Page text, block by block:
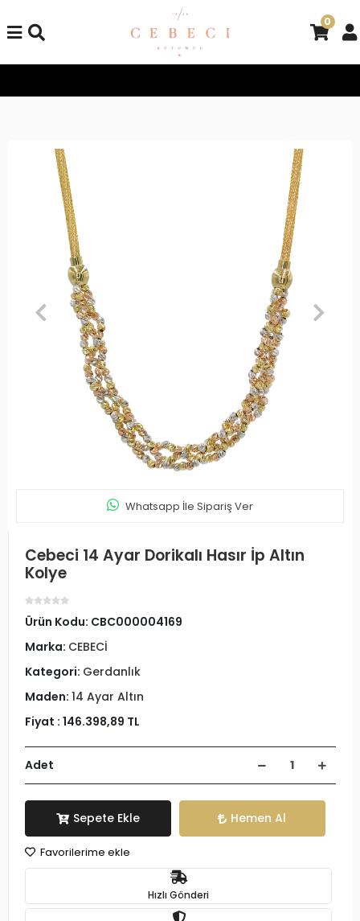
0
Whatsapp İle Sipariş Ver
Cebeci 14 Ayar Dorikalı Hasır İp Altın
Kolye
Ürün Kodu: CBC000004169
Marka: CEBECİ
Kategori: Gerdanlık
Maden: 14 Ayar Altın
Fiyat : 146.398,89 TL
Adet
Sepete Ekle Hemen Al
Favorilerime ekle
Hızlı Gönderi